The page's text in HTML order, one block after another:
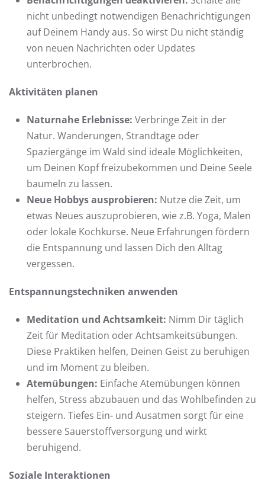
nicht unbedingt notwendigen Benachrichtigungen
auf Deinem Handy aus. So wirst Du nicht ständig
von neuen Nachrichten oder Updates
unterbrochen.
Aktivitäten planen
Naturnahe Erlebnisse: Verbringe Zeit in der
Natur. Wanderungen, Strandtage oder
Spaziergänge im Wald sind ideale Möglichkeiten,
um Deinen Kopf freizubekommen und Deine Seele
baumeln zu lassen.
Neue Hobbys ausprobieren: Nutze die Zeit, um
etwas Neues auszuprobieren, wie z.B. Yoga, Malen
oder lokale Kochkurse. Neue Erfahrungen fördern
die Entspannung und lassen Dich den Alltag
vergessen.
Entspannungstechniken anwenden
Meditation und Achtsamkeit: Nimm Dir täglich
Zeit für Meditation oder Achtsamkeitsübungen.
Diese Praktiken helfen, Deinen Geist zu beruhigen
und im Moment zu bleiben.
Atemübungen: Einfache Atemübungen können
helfen, Stress abzubauen und das Wohlbefinden zu
steigern. Tiefes Ein- und Ausatmen sorgt für eine
bessere Sauerstoffversorgung und wirkt
beruhigend.
Soziale Interaktionen